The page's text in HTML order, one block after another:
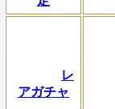
レ
アガチャ